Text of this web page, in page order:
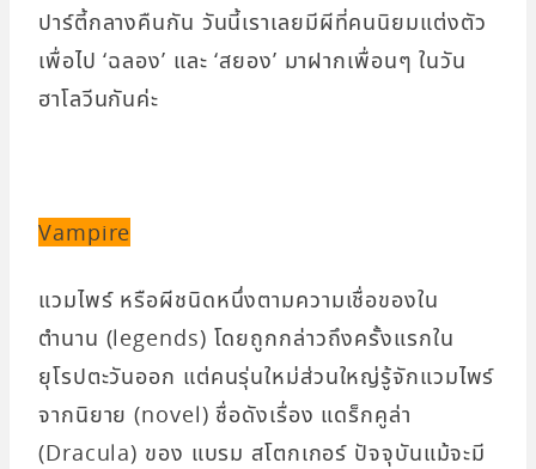
ปาร์ตี้กลางคืนกัน วันนี้เราเลยมีผีที่คนนิยมแต่งตัว
เพื่อไป ‘ฉลอง’ และ ‘สยอง’ มาฝากเพื่อนๆ ในวัน
ฮาโลวีนกันค่ะ
Vampire
แวมไพร์ หรือผีชนิดหนึ่งตามความเชื่อของใน
ตำนาน (legends) โดยถูกกล่าวถึงครั้งแรกใน
ยุโรปตะวันออก แต่คนรุ่นใหม่ส่วนใหญ่รู้จักแวมไพร์
จากนิยาย (novel) ชื่อดังเรื่อง แดร็กคูล่า
(Dracula) ของ แบรม สโตกเกอร์ ปัจจุบันแม้จะมี